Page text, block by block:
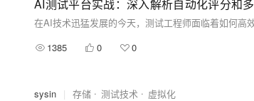
AI测试平台实战：深入解析自动化评分和
1385
0 0
sysin | 存储 测试技术 虚拟化